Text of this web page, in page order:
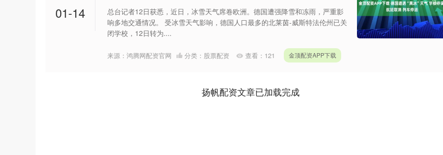
01-14
总台记者12日获悉，近日，冰雪天气席卷欧洲。德国遭强降雪和冻雨，严重影
响多地交通情况。 受冰雪天气影响，德国人口最多的北莱茵-威斯特法伦州已关
闭学校，12日转为....
来源：鸿腾网配资官网 分类： 股票配资 查看： 121 金顶配资APP下载
扬帆配资文章已加载完成